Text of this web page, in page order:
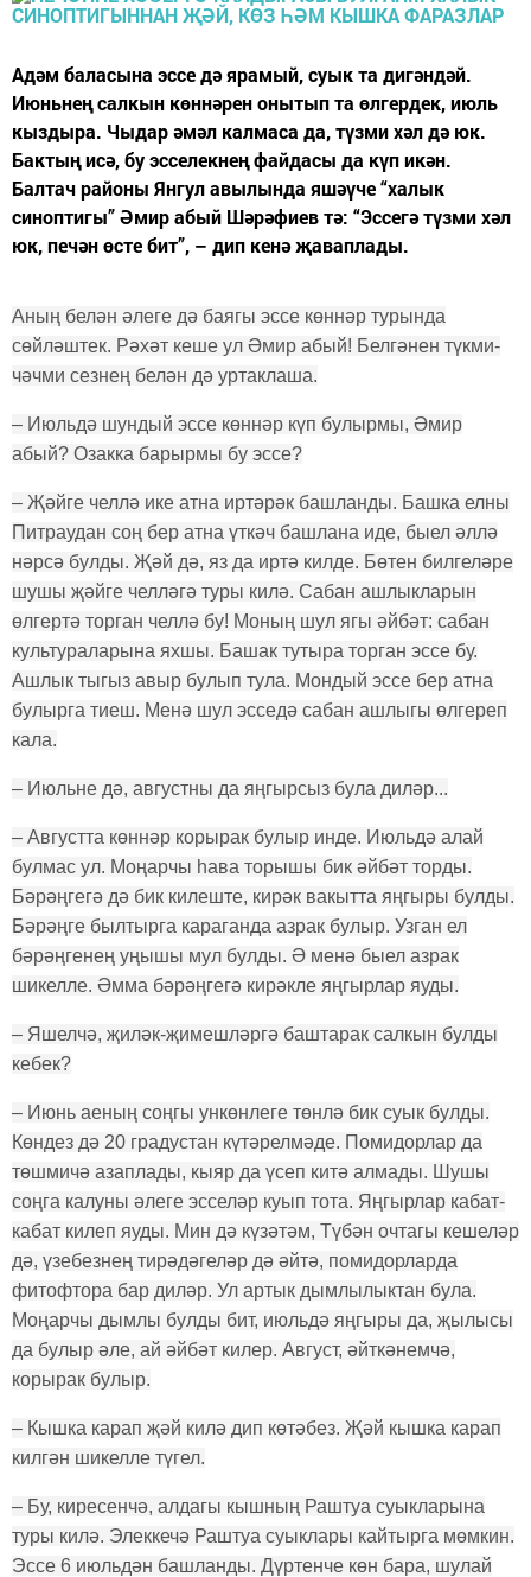
Адәм баласына эссе дә ярамый, суык та дигәндәй.
Июньнең салкын көннәрен онытып та өлгердек, июль
кыздыра. Чыдар әмәл калмаса да, түзми хәл дә юк.
Бактың исә, бу эсселекнең файдасы да күп икән.
Балтач районы Янгул авылында яшәүче “халык
синоптигы” Әмир абый Шәрәфиев тә: “Эссегә түзми хәл
юк, печән өсте бит”, – дип кенә җаваплады.
Аның белән әлеге дә баягы эссе көннәр турында
сөйләштек. Рәхәт кеше ул Әмир абый! Белгәнен түкми-
чәчми сезнең белән дә уртаклаша.
– Июльдә шундый эссе көннәр күп булырмы, Әмир
абый? Озакка барырмы бу эссе?
– Җәйге челлә ике атна иртәрәк башланды. Башка елны
Питраудан соң бер атна үткәч башлана иде, быел әллә
нәрсә булды. Җәй дә, яз да иртә килде. Бөтен билгеләре
шушы җәйге челләгә туры килә. Сабан ашлыкларын
өлгертә торган челлә бу! Моның шул ягы әйбәт: сабан
культураларына яхшы. Башак тутыра торган эссе бу.
Ашлык тыгыз авыр булып тула. Мондый эссе бер атна
булырга тиеш. Менә шул эсседә сабан ашлыгы өлгереп
кала.
– Июльне дә, августны да яңгырсыз була диләр...
– Августта көннәр корырак булыр инде. Июльдә алай
булмас ул. Моңарчы һава торышы бик әйбәт торды.
Бәрәңгегә дә бик килеште, кирәк вакытта яңгыры булды.
Бәрәңге былтырга караганда азрак булыр. Узган ел
бәрәңгенең уңышы мул булды. Ә менә быел азрак
шикелле. Әмма бәрәңгегә кирәкле яңгырлар яуды.
– Яшелчә, җиләк-җимешләргә баштарак салкын булды
кебек?
– Июнь аеның соңгы ункөнлеге төнлә бик суык булды.
Көндез дә 20 градустан күтәрелмәде. Помидорлар да
төшмичә азаплады, кыяр да үсеп китә алмады. Шушы
соңга калуны әлеге эсселәр куып тота. Яңгырлар кабат-
кабат килеп яуды. Мин дә күзәтәм, Түбән очтагы кешеләр
дә, үзебезнең тирәдәгеләр дә әйтә, помидорларда
фитофтора бар диләр. Ул артык дымлылыктан була.
Моңарчы дымлы булды бит, июльдә яңгыры да, җылысы
да булыр әле, ай әйбәт килер. Август, әйткәнемчә,
корырак булыр.
– Кышка карап җәй килә дип көтәбез. Җәй кышка карап
килгән шикелле түгел.
– Бу, киресенчә, алдагы кышның Раштуа суыкларына
туры килә. Элеккечә Раштуа суыклары кайтырга мөмкин.
Эссе 6 июльдән башланды. Дүртенче көн бара, шулай